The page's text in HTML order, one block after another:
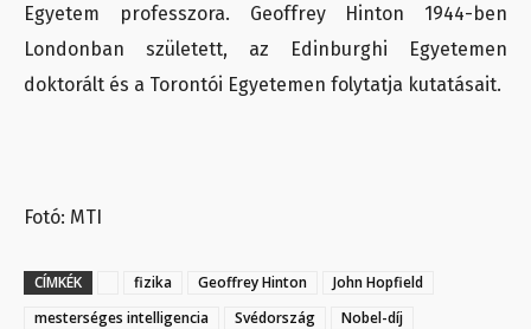
Egyetem professzora. Geoffrey Hinton 1944-ben
Londonban született, az Edinburghi Egyetemen
doktorált és a Torontói Egyetemen folytatja kutatásait.
Fotó: MTI
CÍMKÉK fizika Geoffrey Hinton
John Hopfield
mesterséges intelligencia
Svédország Nobel-díj